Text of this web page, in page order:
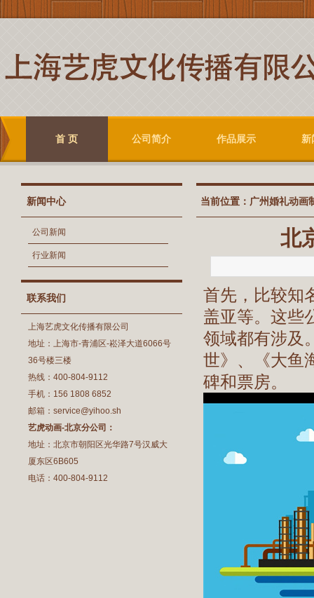
首 页 公司简介 作品展示 新
新闻中心
公司新闻
行业新闻
联系我们
上海艺虎文化传播有限公司
地址：上海市-青浦区-崧泽大道6066号
36号楼三楼
热线：400-804-9112
手机：156 1808 6852
邮箱：service@yihoo.sh
艺虎动画-北京分公司：
地址：北京市朝阳区光华路7号汉威大
厦东区6B605
电话：400-804-9112
当前位置： 广州婚礼动画
北
首先，比较知
盖亚等。这些
领域都有涉及
世》、《大鱼
碑和票房。